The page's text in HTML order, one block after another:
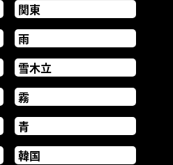
関東
雨
雪木立
霧
青
韓国